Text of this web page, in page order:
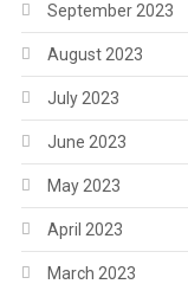
September 2023
August 2023
July 2023
June 2023
May 2023
April 2023
March 2023